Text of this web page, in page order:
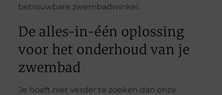
betrouwbare zwembadwinkel.
De alles-in-één oplossing
voor het onderhoud van je
zwembad
Je hoeft niet verder te zoeken dan onze